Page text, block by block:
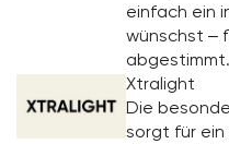
einfach ein
wünschst –
abgestimmt.
Xtralight
Die
sorgt für ein